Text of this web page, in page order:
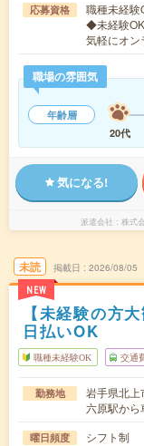
応募資格
職種未経験
◆未経験
気軽にオ
職場の雰囲気
年齢層
20代
気になる!
派遣会社 株式
未読
NEW
掲載日 2026/08/05
【未経験の方
日払いOK
職種未経験OK 交通
勤務地
岩手県北上
六原駅から
曜日頻度 シフト制